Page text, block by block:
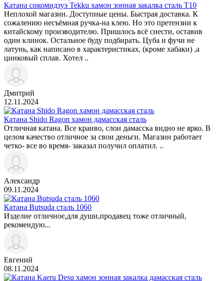
Катана сикомидзуэ Tekku хамон зонная закалка сталь T10
Неплохой магазин. Доступные цены. Быстрая доставка. К
сожалению несъёмная ручка-на клею. Но это претензии к
китайскому производителю. Пришлось всё снести, оставив
один клинок. Остальное буду подбирать. Цуба и фучи не
латунь, как написано в характеристиках, (кроме хабаки) ,а
цинковый сплав. Хотел ..
Дмитрий
12.11.2024
Катана Shido Ragon хамон дамасская сталь
Отличная катана. Все краиво, слои дамасска видно не ярко. В
целом качество отличное за свои деньги. Магазин работает
четко- все во время- заказал получил оплатил. ..
Александр
09.11.2024
Катана Butsuda сталь 1060
Изделие отличное,для души,продавец тоже отличный,
рекомендую...
Евгений
08.11.2024